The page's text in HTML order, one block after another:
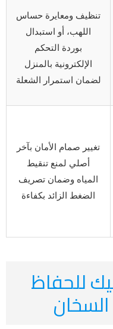
تنظيف ومعايرة حساس
اللهب، أو استبدال
بوردة التحكم
الإلكترونية بالمنزل
لضمان استمرار الشعلة
تغيير صمام الأمان بآخر
أصلي لمنع تنقيط
المياه وضمان تصريف
الضغط الزائد بكفاءة
للحفاظ